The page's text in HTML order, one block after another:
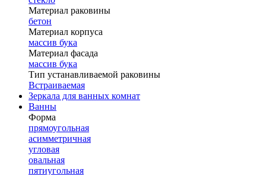
Материал раковины
бетон
Материал корпуса
массив бука
Материал фасада
массив бука
Тип устанавливаемой раковины
Встраиваемая
Зеркала для ванных комнат
Ванны
Форма
прямоугольная
асимметричная
угловая
овальная
пятиугольная